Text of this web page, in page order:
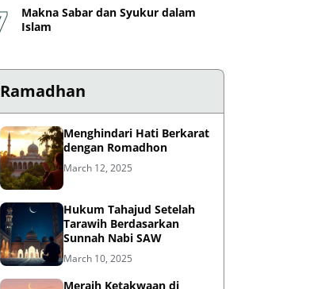
Makna Sabar dan Syukur dalam
Islam
Ramadhan
Menghindari Hati Berkarat
dengan Romadhon
March 12, 2025
Hukum Tahajud Setelah
Tarawih Berdasarkan
Sunnah Nabi SAW
March 10, 2025
Meraih Ketakwaan di